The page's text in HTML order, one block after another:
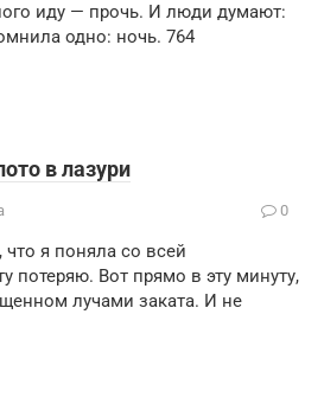
иду — прочь. И люди думают:
одно: ночь. 764
в лазури
0
я поняла со всей
потеряю. Вот прямо в эту минуту,
лучами заката. И не